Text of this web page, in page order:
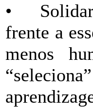
•
frente a
menos